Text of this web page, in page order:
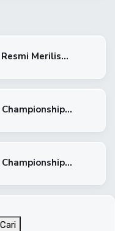
Merilis...
Cari